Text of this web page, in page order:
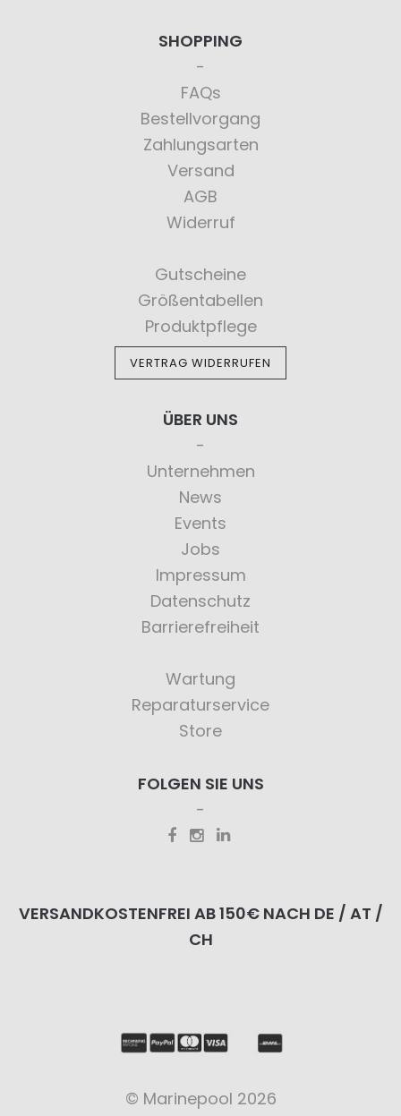
SHOPPING
FAQs
Bestellvorgang
Zahlungsarten
Versand
AGB
Widerruf
Gutscheine
Größentabellen
Produktpflege
VERTRAG WIDERRUFEN
ÜBER UNS
Unternehmen
News
Events
Jobs
Impressum
Datenschutz
Barrierefreiheit
Wartung
Reparaturservice
Store
FOLGEN SIE UNS
VERSANDKOSTENFREI AB 150€ NACH DE / AT /
CH
© Marinepool 2026